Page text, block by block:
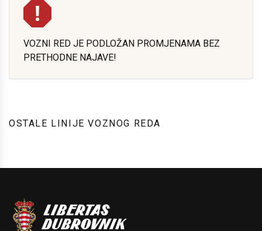
VOZNI RED JE PODLOŽAN PROMJENAMA BEZ
PRETHODNE NAJAVE!
OSTALE LINIJE VOZNOG REDA